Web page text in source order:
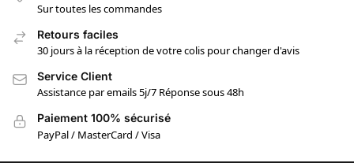
Sur toutes les commandes
Retours faciles
30 jours à la réception de votre colis pour changer d'avis
Service Client
Assistance par emails 5j/7 Réponse sous 48h
Paiement 100% sécurisé
PayPal / MasterCard / Visa